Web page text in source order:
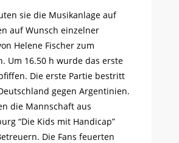
sie die Musikanlage auf
auf Wunsch einzelner
Helene Fischer zum
Um 16.50 h wurde das erste
Die erste Partie bestritt
gegen Argentinien.
die Mannschaft aus
“Die Kids mit Handicap”
Die Fans feuerten